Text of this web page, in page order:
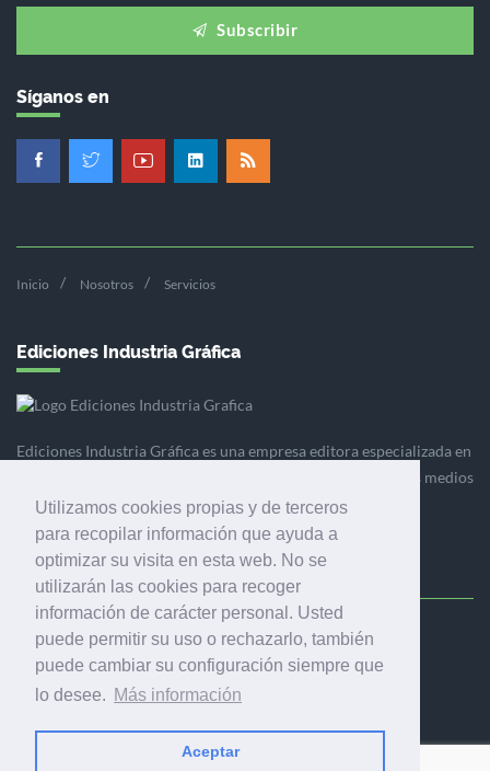
Utilizamos cookies propias y de terceros
para recopilar información que ayuda a
optimizar su visita en esta web. No se
utilizarán las cookies para recoger
información de carácter personal. Usted
puede permitir su uso o rechazarlo, también
puede cambiar su configuración siempre que
lo desee. Más información
Aceptar
Subscribir
Síganos en
Inicio Nosotros Servicios
Ediciones Industria Gráfica
Ediciones Industria Gráfica es una empresa editora especializada en
el mercado de la comunicación gráfica que engloba diversos medios
profesionales especializados en el mercado gráfico, la
comunicación visual y el envasado.
Ediciones Industria Gráfica, S.C.P.
Calle Fluvià 257, bajos, 08020 Barcelona (España)